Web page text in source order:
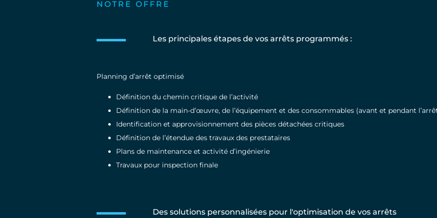
NOTRE OFFRE
Les principales étapes de vos arrêts programmés :
Planning d’arrêt optimisé
Définition du chemin critique de l’activité
Définition de la main-d’œuvre, de l’équipement et des consommables (avant et pendant
Identification et approvisionnement des pièces détachées critiques
Définition de l’étendue des travaux des prestataires
Plans de maintenance et activité d’ingénierie
Travaux pour inspection finale
Des solutions personnalisées pour l'optimisation de vos arrêts